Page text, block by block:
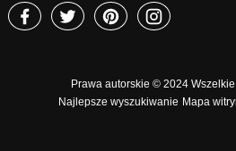
Prawa autorskie © 2024
Najlepsze wyszukiwanie Mapa